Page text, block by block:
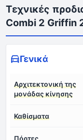
Τεχνικές
Combi 2 Griffin
Γενικά
Αρχιτεκτονική της
μονάδας κίνησης
Καθίσματα